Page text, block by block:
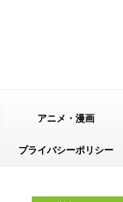
アニメ・漫画
プライバシーポリシー